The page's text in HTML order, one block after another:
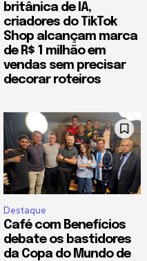
britânica de IA,
criadores do TikTok
Shop alcançam marca
de R$ 1 milhão em
vendas sem precisar
decorar roteiros
Destaque
Café com Benefícios
debate os bastidores
da Copa do Mundo de